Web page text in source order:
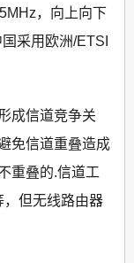
，向上向下
采用欧洲/ETSI
成信道竞争关
免信道重叠造成
重叠的.信道工
但无线路由器